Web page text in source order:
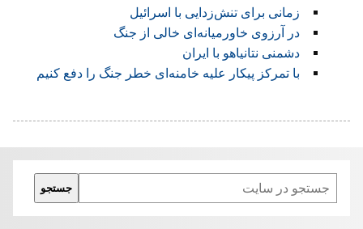
زمانی برای تنش‌زدایی با اسرائیل
در آرزوی خاورمیانه‌ای خالی از جنگ
دشمنی نتانیاهو با ایران
با تمرکز پیکار علیه خامنه‌ای خطر جنگ را دفع کنیم
Search
جستجو